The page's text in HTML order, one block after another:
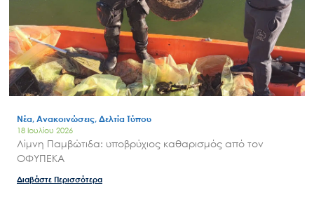
Νέα, Ανακοινώσεις, Δελτία Τύπου
18 Ιουλίου 2026
Λίμνη Παμβώτιδα: υποβρύχιος καθαρισμός από τον
ΟΦΥΠΕΚΑ
Διαβάστε Περισσότερα